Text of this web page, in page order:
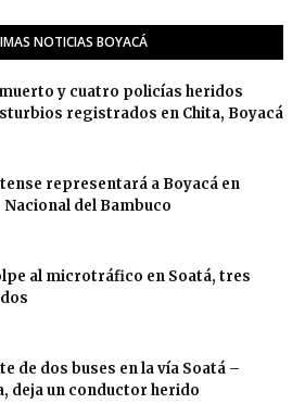
NOTICIAS BOYACÁ
y cuatro policías heridos
registrados en Chita, Boyacá
representará a Boyacá en
Nacional del Bambuco
al microtráfico en Soatá, tres
de dos buses en la vía Soatá –
deja un conductor herido